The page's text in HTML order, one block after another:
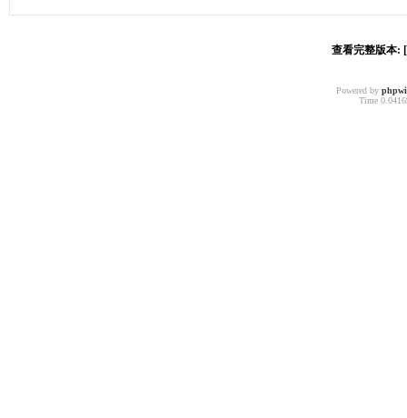
查看完整版本:
Powered by
Time